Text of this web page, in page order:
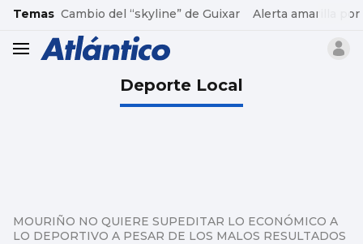
common.go-to-content
Temas Cambio del “skyline” de Guixar Alerta amarilla por
header.menu.open
Deporte Local
MOURIÑO NO QUIERE SUPEDITAR LO ECONÓMICO A
LO DEPORTIVO A PESAR DE LOS MALOS RESULTADOS